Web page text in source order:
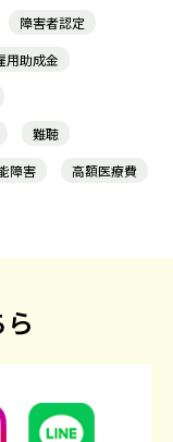
障害者認定
用助成金
難聴
障害
高額医療費